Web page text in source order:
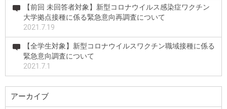
【前回 未回答者対象】新型コロナウイルス感染症ワクチン
大学拠点接種に係る緊急意向再調査について
2021.7.19
【全学生対象】新型コロナウイルスワクチン職域接種に係る
緊急意向調査について
2021.7.1
アーカイブ